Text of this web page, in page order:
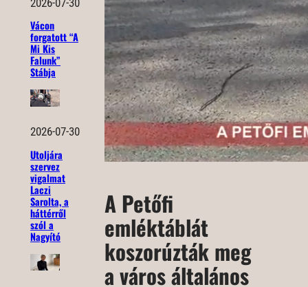
Vácon
forgatott “A
Mi Kis
Falunk”
Stábja
2026-07-30
Utoljára
szervez
vigalmat
Laczi
Sarolta, a
háttérről
szól a
Nagyító
A Petőfi
emléktáblát
koszorúzták meg
a város általános